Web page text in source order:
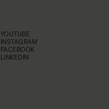
YOUTUBE
INSTAGRAM
FACEBOOK
LINKEDIN